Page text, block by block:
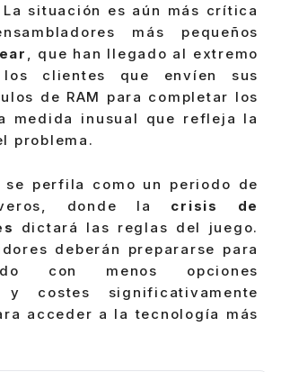
situación es aún más crítica
más pequeños
, que han llegado al extremo
clientes que envíen sus
de RAM para completar los
medida inusual que refleja la
problema.
se perfila como un periodo de
donde la crisis de
dictará las reglas del juego.
deberán prepararse para
con menos opciones
y costes significativamente
acceder a la tecnología más